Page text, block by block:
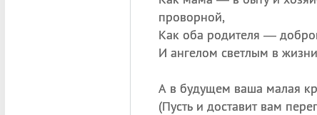
проворной,
Как оба родителя —
И ангелом светлым в
А в будущем ваша малая
(Пусть и доставит вам